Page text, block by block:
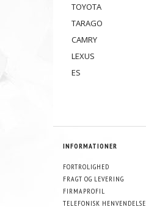
TOYOTA
TARAGO
CAMRY
LEXUS
ES
INFORMATIONER
FORTROLIGHED
FRAGT OG LEVERING
FIRMAPROFIL
TELEFONISK HENVENDELSE